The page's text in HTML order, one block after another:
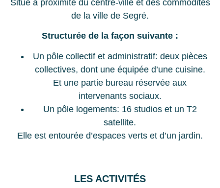
Situé à proximité du centre-ville et des commodités
de la ville de Segré.
Structurée de la façon suivante :
Un pôle collectif et administratif: deux pièces
collectives, dont une équipée d’une cuisine.
Et une partie bureau réservée aux
intervenants sociaux.
Un pôle logements: 16 studios et un T2
satellite.
Elle est entourée d’espaces verts et d’un jardin.
LES ACTIVITÉS